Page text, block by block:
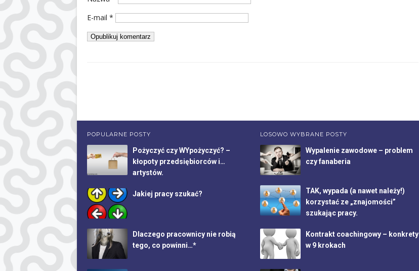
E-mail *
POPULARNE POSTY
Pożyczyć czy WYpożyczyć? –
kłopoty przedsiębiorców i…
artystów.
Jakiej pracy szukać?
Dlaczego pracownicy nie robią
tego, co powinni…*
LOSOWO WYBRANE POSTY
Wypalenie zawodowe – problem
czy fanaberia
TAK, wypada (a nawet należy!)
korzystać ze „znajomości”
szukając pracy.
Kontrakt coachingowy – konkrety
w 9 krokach